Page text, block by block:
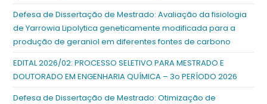
Defesa de Dissertação de Mestrado: Avaliação da fisiologia
de Yarrowia Lipolytica geneticamente modificada para a
produção de geraniol em diferentes fontes de carbono
EDITAL 2026/02: PROCESSO SELETIVO PARA MESTRADO E
DOUTORADO EM ENGENHARIA QUÍMICA – 3o PERÍODO 2026
Defesa de Dissertação de Mestrado: Otimização de